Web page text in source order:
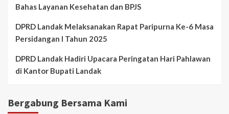
Bahas Layanan Kesehatan dan BPJS
DPRD Landak Melaksanakan Rapat Paripurna Ke-6 Masa
Persidangan I Tahun 2025
DPRD Landak Hadiri Upacara Peringatan Hari Pahlawan
di Kantor Bupati Landak
Bergabung Bersama Kami